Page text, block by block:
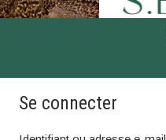
Se connecter